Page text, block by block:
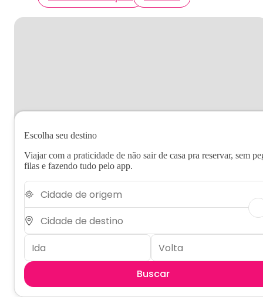
Escolha seu destino
Viajar com a praticidade de não sair de casa pra reservar, sem
filas e fazendo tudo pelo app.
Buscar